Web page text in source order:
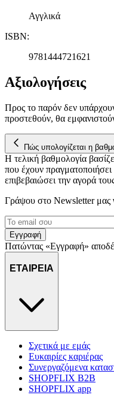
Αγγλικά
ISBN:
9781444721621
Αξιολογήσεις
Προς το παρόν δεν
προστεθούν, θα
Πώς υπολογίζεται η
Η τελική βαθμολογία
που έχουν
επιβεβαιώσει την αγορά
Γράψου στο Νewsletter μας
Εγγραφή
Πατώντας «Εγγραφή»
ΕΤΑΙΡΕΙΑ
Σχετικά με εμάς
Ευκαιρίες καριέρας
Συνεργαζόμενα
SHOPFLIX B2B
SHOPFLIX app